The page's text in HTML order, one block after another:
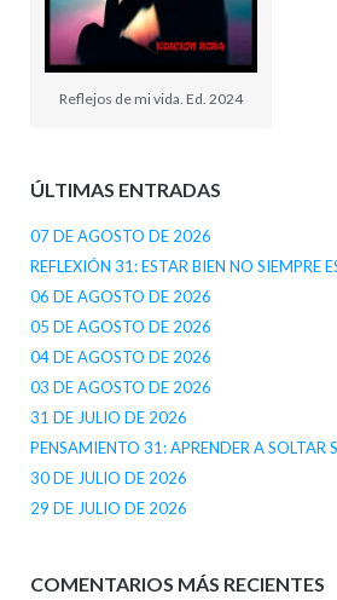
Reflejos de mi vida. Ed. 2024
ÚLTIMAS ENTRADAS
07 DE AGOSTO DE 2026
REFLEXIÓN 31: ESTAR BIEN NO SIEMPRE
06 DE AGOSTO DE 2026
05 DE AGOSTO DE 2026
04 DE AGOSTO DE 2026
03 DE AGOSTO DE 2026
31 DE JULIO DE 2026
PENSAMIENTO 31: APRENDER A SOLTAR
30 DE JULIO DE 2026
29 DE JULIO DE 2026
COMENTARIOS MÁS RECIENTES